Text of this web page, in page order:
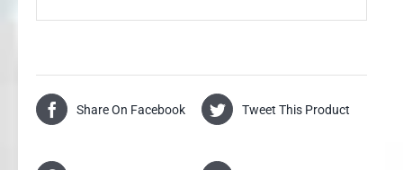
Share On Facebook Tweet This Product